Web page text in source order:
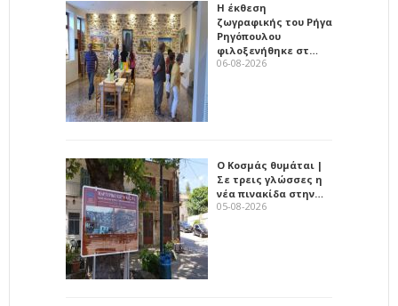
Η έκθεση
ζωγραφικής του Ρήγα
Ρηγόπουλου
φιλοξενήθηκε στ…
06-08-2026
Ο Κοσμάς θυμάται |
Σε τρεις γλώσσες η
νέα πινακίδα στην…
05-08-2026